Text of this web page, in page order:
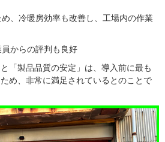
、冷暖房効率も改善し、工場内の作業
からの評判も良好
「製品品質の安定」は、導入前に最も
め、非常に満足されているとのことで